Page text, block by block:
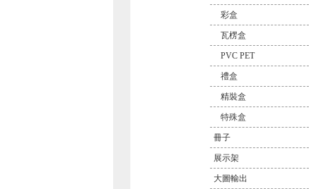
彩盒
瓦楞盒
PVC PET
禮盒
精裝盒
特殊盒
冊子
展示架
大圖輸出